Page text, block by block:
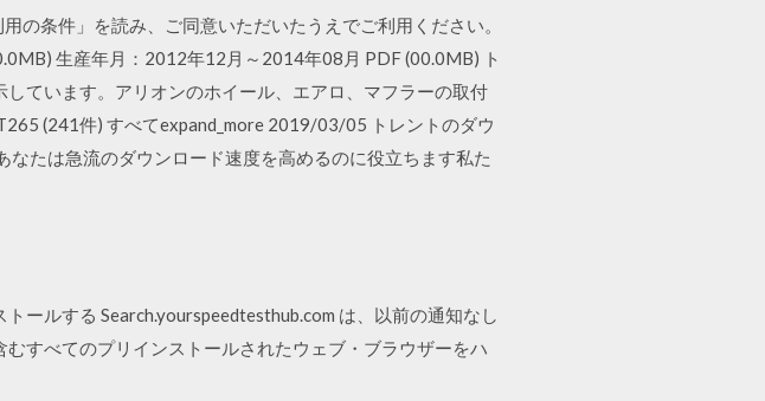
条件」を読み、ご同意いただいたうえでご利用ください。
生産年月：2012年12月～2014年08月 PDF (00.0MB) ト
ています。アリオンのホイール、エアロ、マフラーの取付
(241件) すべてexpand_more 2019/03/05 トレントのダウ
たは急流のダウンロード速度を高めるのに役立ちます私た
ールする Search.yourspeedtesthub.com は、以前の通知なし
すべてのプリインストールされたウェブ・ブラウザーをハ